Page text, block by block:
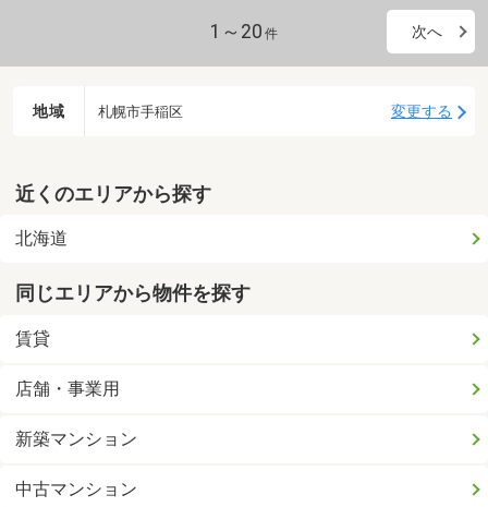
1～20 件 次へ
地域 札幌市手稲区 変更する
近くのエリアから探す
北海道
同じエリアから物件を探す
賃貸
店舗・事業用
新築マンション
中古マンション